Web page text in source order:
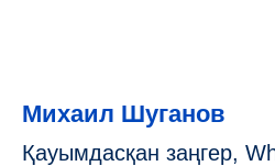
Михаил Шуганов
Қауымдасқан заңгер,